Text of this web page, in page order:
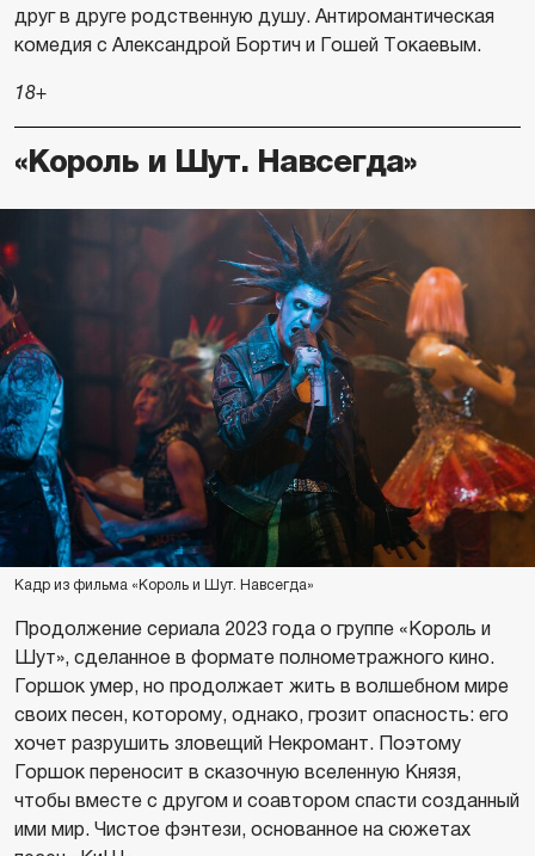
друг в друге родственную душу. Антиромантическая
комедия с Александрой Бортич и Гошей Токаевым.
18+
«Король и Шут. Навсегда»
Кадр из фильма «Король и Шут. Навсегда»
Продолжение сериала 2023 года о группе «Король и
Шут», сделанное в формате полнометражного кино.
Горшок умер, но продолжает жить в волшебном мире
своих песен, которому, однако, грозит опасность: его
хочет разрушить зловещий Некромант. Поэтому
Горшок переносит в сказочную вселенную Князя,
чтобы вместе с другом и соавтором спасти созданный
ими мир. Чистое фэнтези, основанное на сюжетах